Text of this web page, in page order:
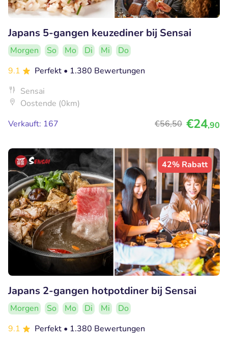
Japans 5-gangen keuzediner bij Sensai
Morgen So Mo Di Mi
Do
9.1
Perfekt • 1.380 Bewertungen
Sensai
Oostende (0km)
Verkauft: 167
€56,50 €24,90
42% Rabatt
Japans 2-gangen hotpotdiner bij Sensai
Morgen So Mo Di Mi
Do
9.1
Perfekt • 1.380 Bewertungen